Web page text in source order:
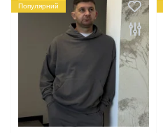
Популярний